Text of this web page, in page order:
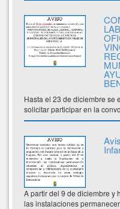
Hasta el 23 de diciembre se
solicitar participar en la
A partir del 9 de diciembre y
las instalaciones